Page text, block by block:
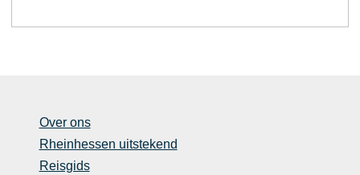
Over ons
Rheinhessen uitstekend
Reisgids